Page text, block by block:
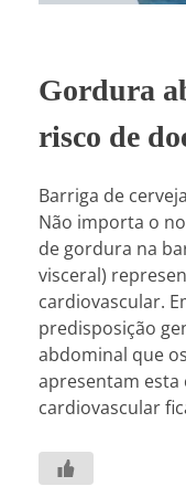
Gordura
risco de
Barriga de
Não importa o
de gordura na
visceral)
cardiovascular.
predisposição
abdominal que
apresentam esta
cardiovascular